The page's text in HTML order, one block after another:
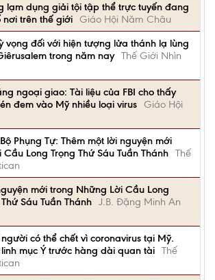
lạm dụng giải tội tập thể trực tuyến đang
nơi trên thế giới Giáo Hội Năm Châu
vọng đối với hiện tượng lửa thánh lạ lùng
trong năm nay Thế Giới Nhìn
ngoại giao: Tài liệu của FBI cho thấy
đem vào Mỹ nhiều loại virus Giáo Hội
Phụng Tự: Thêm một lời nguyện mới
Long Trọng Thứ Sáu Tuần Thánh Thế
mới trong Những Lời Cầu Long
Sáu Tuần Thánh J.B. Đặng Minh An
có thể chết vì coronavirus tại Mỹ.
mục Ý trước hàng dài quan tài Thế